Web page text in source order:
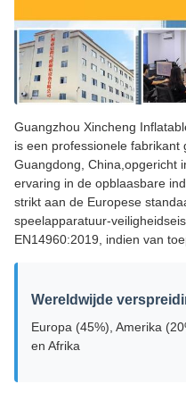
Guangzhou Xincheng
is een professionele fabrikant
Guangdong, China,opgericht
ervaring in de opblaasbare
strikt aan de Europese
speelapparatuur-
EN14960:2019, indien van
Wereldwijde
Europa (45%), Amerika
en Afrika